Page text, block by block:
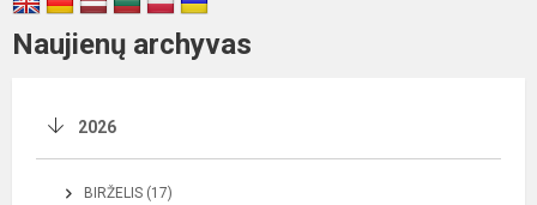
Naujienų archyvas
2026
BIRŽELIS (17)